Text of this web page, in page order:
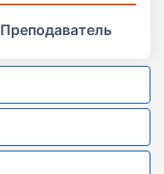
Преподаватель